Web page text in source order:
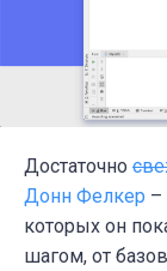
Достаточно
Донн Фелкер –
которых он
шагом, от